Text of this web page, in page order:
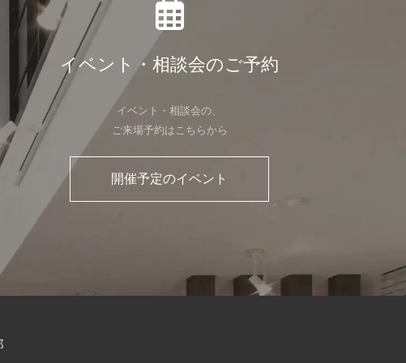
イベント・相談会のご予約
イベント・相談会の、
ご来場予約はこちらから
開催予定のイベント